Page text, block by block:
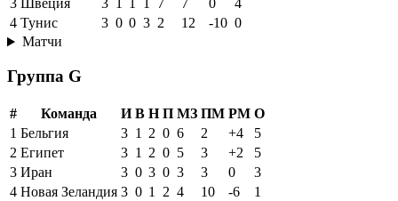
3 Швеция 3 7 7 0
4
4 Тунис 3 0 0 3 2 12 -10 0
Матчи
Группа G
# Команда И В Н П МЗ ПМ РМ О
1 Бельгия 3 1 2 0 6 2 +4
5
2 Египет 3 1 2 0 5 3 +2
5
3 Иран 3 0 3 0 3 3 0
3
4 Новая Зеландия 3 0 1 2 4 10 -6
1